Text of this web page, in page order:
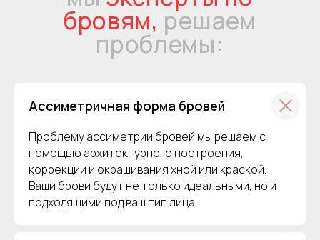
Ассиметричная форма бровей
Проблему ассиметрии бровей мы решаем с
помощью архитектурного построения,
коррекции и окрашивания хной или краской.
Ваши брови будут не только идеальными, но и
подходящими под ваш тип лица.